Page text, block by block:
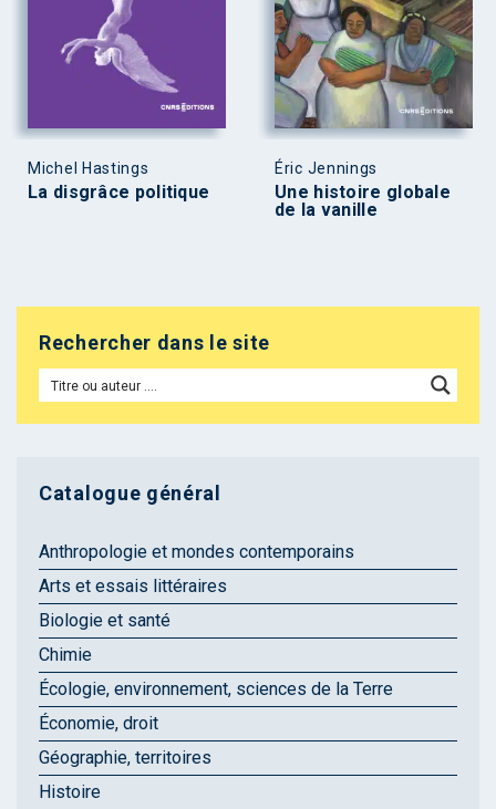
Michel Hastings
La disgrâce politique
Éric Jennings
Une histoire globale
de la vanille
Rechercher dans le site
Catalogue général
Anthropologie et mondes contemporains
Arts et essais littéraires
Biologie et santé
Chimie
Écologie, environnement, sciences de la Terre
Économie, droit
Géographie, territoires
Histoire